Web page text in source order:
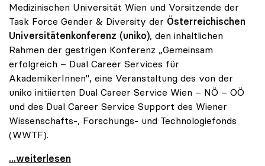
Medizinischen Universität Wien und Vorsitzende der
Task Force Gender & Diversity der Österreichischen
Universitätenkonferenz (uniko), den inhaltlichen
Rahmen der gestrigen Konferenz „Gemeinsam
erfolgreich – Dual Career Services für
AkademikerInnen", eine Veranstaltung des von der
uniko initiierten Dual Career Service Wien – NÖ – OÖ
und des Dual Career Service Support des Wiener
Wissenschafts-, Forschungs- und Technologiefonds
(WWTF).
uniko forciert Dual Career Service für
...weiterlesen